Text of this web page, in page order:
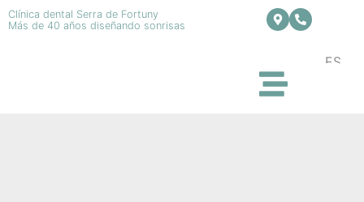
Clínica dental Serra de Fortuny
Más de 40 años diseñando sonrisas
ES